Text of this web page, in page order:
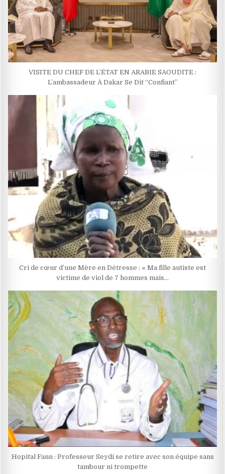
VISITE DU CHEF DE L’ÉTAT EN ARABIE SAOUDITE :
L’ambassadeur À Dakar Se Dit ‘‘Confiant’’
Cri de cœur d’une Mère en Détresse : « Ma fille autiste est
victime de viol de 7 hommes mais…
Hopital Fann : Professeur Seydi se retire avec son équipe sans
tambour ni trompette